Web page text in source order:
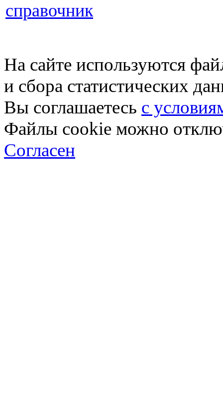
справочник
На сайте используются
и сбора статистических
Вы соглашаетесь с
Файлы cookie можно
Согласен